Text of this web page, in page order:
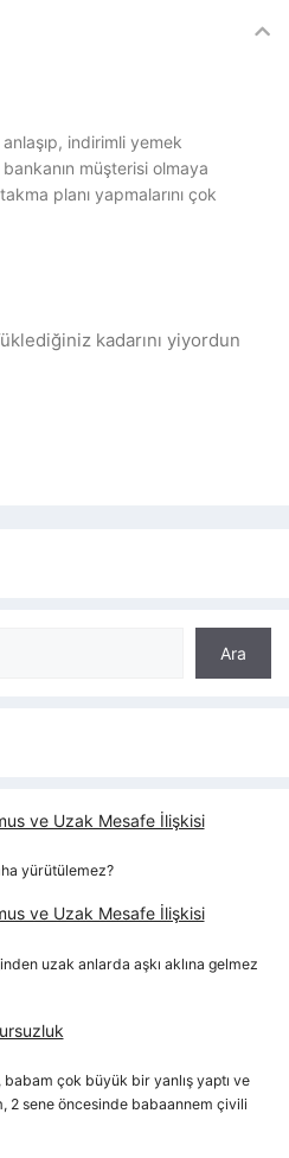
indirimli yemek
müşterisi olmaya
planı yapmalarını çok
kadarını yiyordun
Ara
ve Uzak Mesafe İlişkisi
yürütülemez?
ve Uzak Mesafe İlişkisi
uzak anlarda aşkı aklına gelmez
çok büyük bir yanlış yaptı ve
2 sene öncesinde babaannem çivili